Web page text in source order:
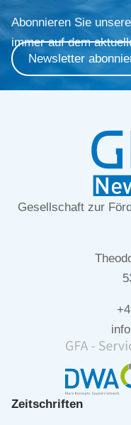
Abonnieren Sie
immer auf dem
Newsletter
Gesellschaft zur
Zeitschriften